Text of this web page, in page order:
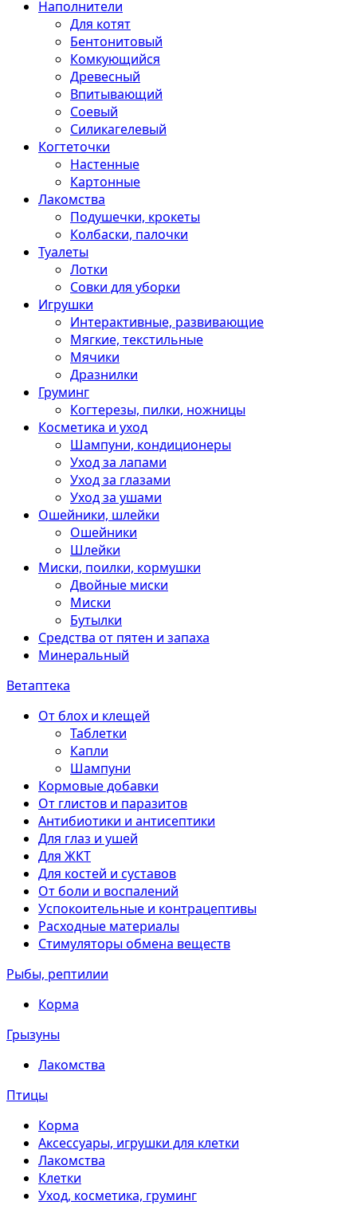
Наполнители
Для котят
Бентонитовый
Комкующийся
Древесный
Впитывающий
Соевый
Силикагелевый
Когтеточки
Настенные
Картонные
Лакомства
Подушечки, крокеты
Колбаски, палочки
Туалеты
Лотки
Совки для уборки
Игрушки
Интерактивные, развивающие
Мягкие, текстильные
Мячики
Дразнилки
Груминг
Когтерезы, пилки, ножницы
Косметика и уход
Шампуни, кондиционеры
Уход за лапами
Уход за глазами
Уход за ушами
Ошейники, шлейки
Ошейники
Шлейки
Миски, поилки, кормушки
Двойные миски
Миски
Бутылки
Средства от пятен и запаха
Минеральный
Ветаптека
От блох и клещей
Таблетки
Капли
Шампуни
Кормовые добавки
От глистов и паразитов
Антибиотики и антисептики
Для глаз и ушей
Для ЖКТ
Для костей и суставов
От боли и воспалений
Успокоительные и контрацептивы
Расходные материалы
Стимуляторы обмена веществ
Рыбы, рептилии
Корма
Грызуны
Лакомства
Птицы
Корма
Аксессуары, игрушки для клетки
Лакомства
Клетки
Уход, косметика, груминг